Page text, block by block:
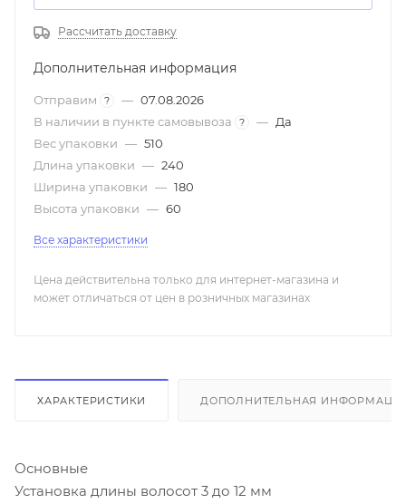
Рассчитать доставку
Дополнительная информация
Отправим ? — 07.08.2026
В наличии в пункте самовывоза
? — Да
Вес упаковки — 510
Длина упаковки — 240
Ширина упаковки — 180
Высота упаковки — 60
Все характеристики
Цена действительна только для интернет-магазина и
может отличаться от цен в розничных магазинах
ХАРАКТЕРИСТИКИ ДОПОЛНИТЕЛЬНАЯ
Основные
Установка длины волосот 3 до 12 мм